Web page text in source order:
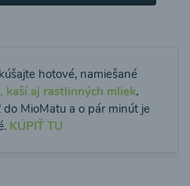
hotové, namiešané
kaší aj rastlinných mliek.
MioMatu a o pár minút je
KÚPIŤ TU